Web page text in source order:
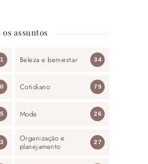
os assuntos
Beleza e bem-estar 34
Cotidiano 79
Moda 26
Organização e
planejamento
27